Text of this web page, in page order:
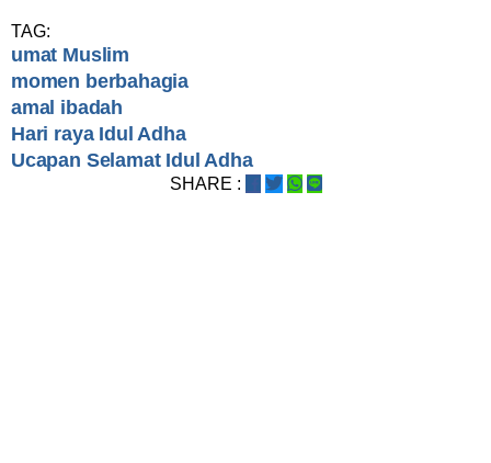
TAG:
umat Muslim
momen berbahagia
amal ibadah
Hari raya Idul Adha
Ucapan Selamat Idul Adha
SHARE :